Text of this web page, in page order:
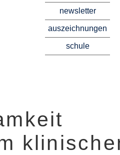
newsletter
auszeichnungen
schule